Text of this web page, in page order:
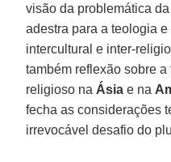
visão da problemática
adestra para a teologia
intercultural e inter-
também reflexão sobre
religioso na Ásiae na
fecha as considerações
irrevocável desafio do